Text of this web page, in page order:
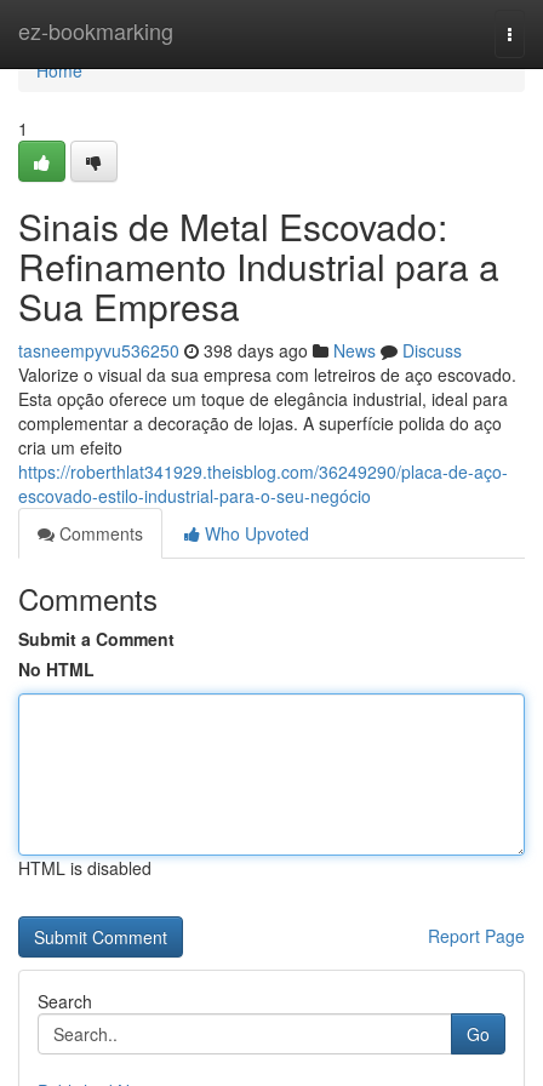
ez-bookmarking
Home
Home
1
Sinais de Metal Escovado:
Refinamento Industrial para a
Sua Empresa
tasneempyvu536250 398 days ago News
Discuss
Valorize o visual da sua empresa com letreiros de aço escovado.
Esta opção oferece um toque de elegância industrial, ideal para
complementar a decoração de lojas. A superfície polida do aço
cria um efeito
https://roberthlat341929.theisblog.com/36249290/placa-de-aço-
escovado-estilo-industrial-para-o-seu-negócio
Comments
Who Upvoted
Comments
Submit a Comment
No HTML
HTML is disabled
Report Page
Search
Go